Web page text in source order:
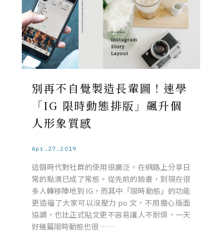
別再不自覺製造長輩圖！速學
「IG 限時動態排版」飆升個
人形象質感
Apr.27.2019
這個時代對社群的使用很廣泛，在網路上分享日
常的點滴已成了常態。從先前的臉書，到現在很
多人轉移陣地到 IG，而其中「限時動態」的功能
更造福了大家可以沒壓力 po 文，不用擔心版面
協調，也比正式貼文更不容易讓人不耐煩，一天
好幾篇限時動態也很 ……